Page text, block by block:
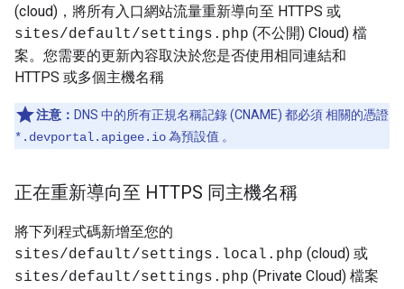
(cloud)，將所有入口網站流量重新導向至 HTTPS 或
sites/default/settings.php (不公開) Cloud) 檔
案。您需要的更新內容取決於您是否使用相同連結和
HTTPS 或多個主機名稱
注意： DNS 中的所有正規名稱記錄 (CNAME) 都必須 相關的憑證
*.devportal.apigee.io為預設值 。
正在重新導向至 HTTPS 同主機名稱
將下列程式碼新增至您的
sites/default/settings.local.php (cloud) 或
sites/default/settings.php (Private Cloud) 檔案